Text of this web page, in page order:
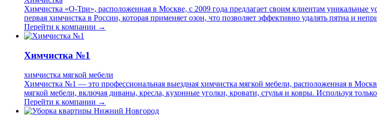
Химчистка «О-Три», расположенная в Москве, с 2009 года предлагает своим клиентам уникальные
первая химчистка в России, которая применяет озон, что позволяет эффективно удалять пятна и
Перейти к компании →
Химчистка №1
химчистка мягкой мебели
Химчистка №1 — это профессиональная выездная химчистка мягкой мебели, расположенная в
мягкой мебели, включая диваны, кресла, кухонные уголки, кровати, стулья и ковры. Используя
Перейти к компании →